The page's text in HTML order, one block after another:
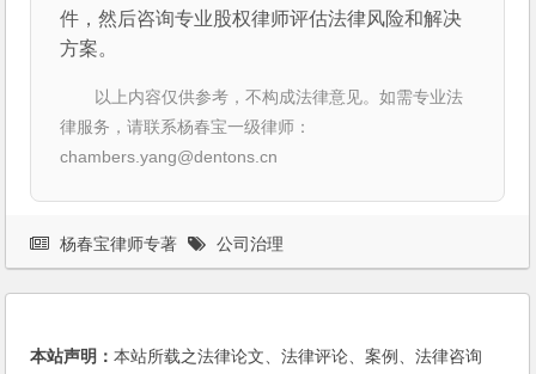
件，然后咨询专业股权律师评估法律风险和解决
方案。
以上内容仅供参考，不构成法律意见。如需专业法
律服务，请联系杨春宝一级律师：
chambers.yang@dentons.cn
杨春宝律师专著 公司治理
本站声明：本站所载之法律论文、法律评论、案例、法律咨询